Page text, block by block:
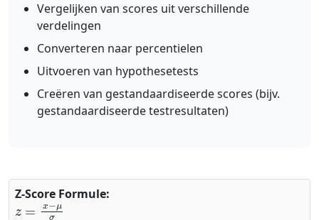
Vergelijken van scores uit verschillende
verdelingen
Converteren naar percentielen
Uitvoeren van hypothesetests
Creëren van gestandaardiseerde scores (bijv.
gestandaardiseerde testresultaten)
Z-Score Formule:
z=x−μσ